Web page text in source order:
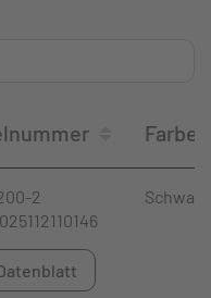
Farbe
2
Schwarz